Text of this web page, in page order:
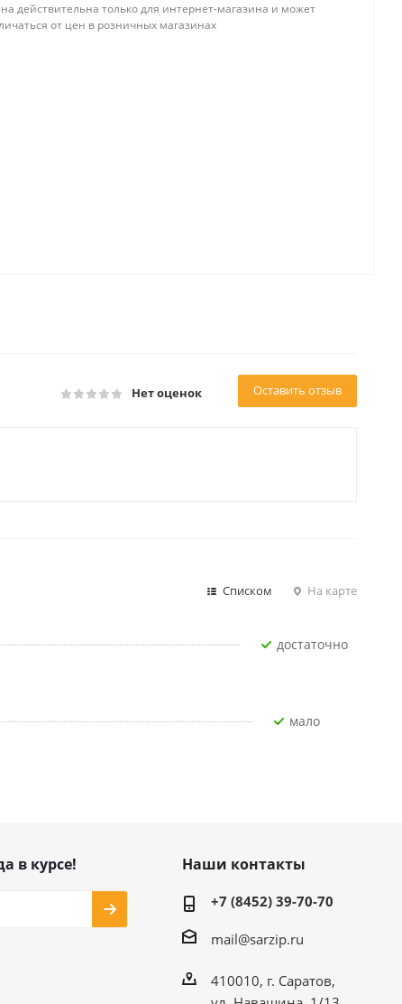
действительна только для интернет-магазина и может
от цен в розничных магазинах
Нет оценок Оставить отзыв
Списком На карте
Достаточно
Мало
в курсе! Наши контакты
+7 (8452) 39-70-70
mail@sarzip.ru
410010, г. Саратов,